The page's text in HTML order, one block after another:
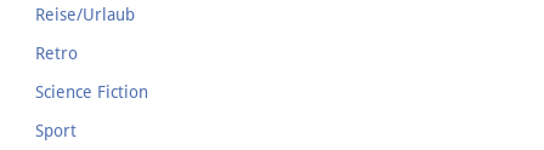
Reise/Urlaub
Retro
Science Fiction
Sport